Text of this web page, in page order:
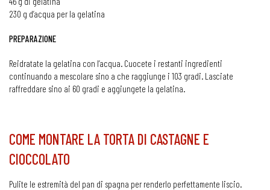
230 g d’acqua per la gelatina
PREPARAZIONE
Reidratate la gelatina con l’acqua. Cuocete i restanti ingredienti
continuando a mescolare sino a che raggiunge i 103 gradi. Lasciate
raffreddare sino ai 60 gradi e aggiungete la gelatina.
COME MONTARE LA TORTA DI CASTAGNE E
CIOCCOLATO
Pulite le estremità del pan di spagna per renderlo perfettamente liscio.